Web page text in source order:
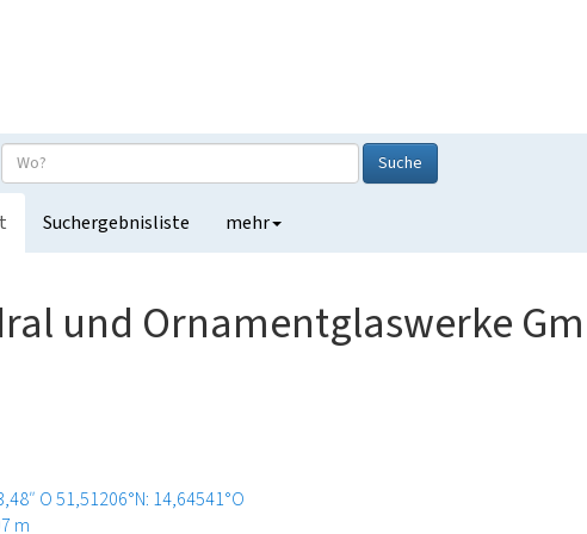
Suche
Suchergebnisliste mehr
und Ornamentglaswerke
O51,51206°N: 14,64541°O
m